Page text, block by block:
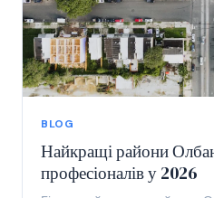
BLOG
Найкращі райони
професіоналів у 2026